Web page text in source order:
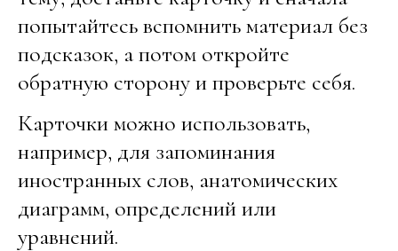
попытайтесь вспомнить материал без
подсказок, а потом откройте
обратную сторону и проверьте себя.
Карточки можно использовать,
например, для запоминания
иностранных слов, анатомических
диаграмм, определений или
уравнений.